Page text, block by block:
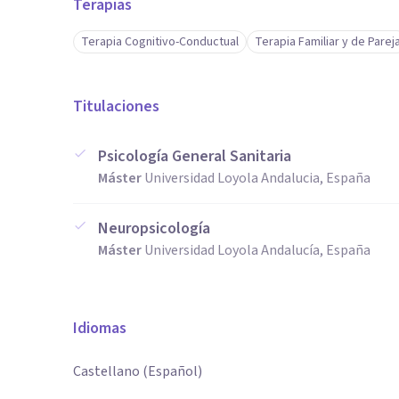
Terapias
Terapia Cognitivo-Conductual Terapia Familiar y de
Titulaciones
Psicología General Sanitaria
MásterUniversidad Loyola Andalucia, España
Neuropsicología
MásterUniversidad Loyola Andalucía, España
Idiomas
Castellano (Español)